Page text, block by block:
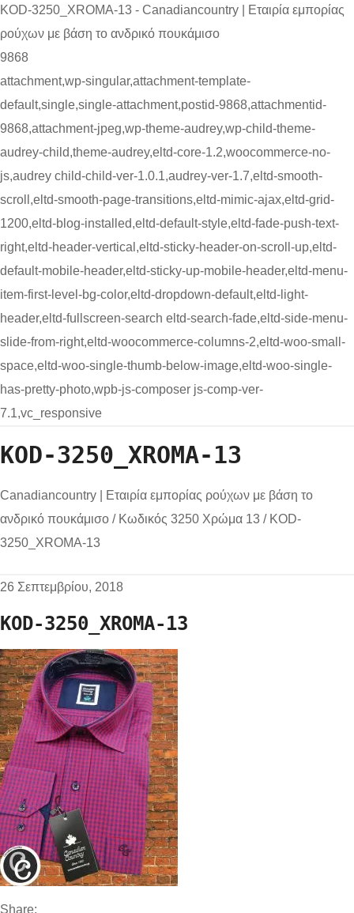
KOD-3250_XROMA-13 - Canadiancountry | Εταιρία εμπορίας
ρούχων με βάση το ανδρικό πουκάμισο
9868
attachment,wp-singular,attachment-template-
default,single,single-attachment,postid-9868,attachmentid-
9868,attachment-jpeg,wp-theme-audrey,wp-child-theme-
audrey-child,theme-audrey,eltd-core-1.2,woocommerce-no-
js,audrey child-child-ver-1.0.1,audrey-ver-1.7,eltd-smooth-
scroll,eltd-smooth-page-transitions,eltd-mimic-ajax,eltd-grid-
1200,eltd-blog-installed,eltd-default-style,eltd-fade-push-text-
right,eltd-header-vertical,eltd-sticky-header-on-scroll-up,eltd-
default-mobile-header,eltd-sticky-up-mobile-header,eltd-menu-
item-first-level-bg-color,eltd-dropdown-default,eltd-light-
header,eltd-fullscreen-search eltd-search-fade,eltd-side-menu-
slide-from-right,eltd-woocommerce-columns-2,eltd-woo-small-
space,eltd-woo-single-thumb-below-image,eltd-woo-single-
has-pretty-photo,wpb-js-composer js-comp-ver-
7.1,vc_responsive
KOD-3250_XROMA-13
Canadiancountry | Εταιρία εμπορίας ρούχων με βάση το
ανδρικό πουκάμισο / Κωδικός 3250 Χρώμα 13 / KOD-
3250_XROMA-13
26 Σεπτεμβρίου, 2018
KOD-3250_XROMA-13
Share: